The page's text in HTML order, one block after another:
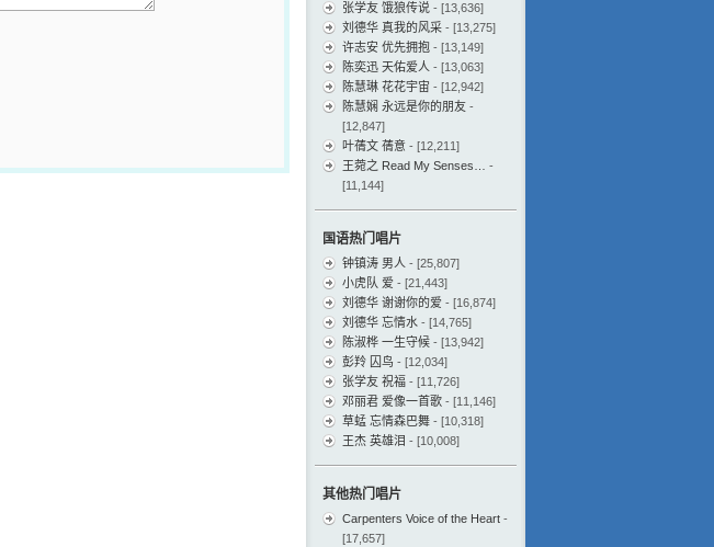
张学友 饿狼传说 - [13,636]
刘德华 真我的风采 - [13,275]
许志安 优先拥抱 - [13,149]
陈奕迅 天佑爱人 - [13,063]
陈慧琳 花花宇宙 - [12,942]
陈慧娴 永远是你的朋友 -
[12,847]
叶蒨文 蒨意 - [12,211]
王菀之 Read My Senses…
-
[11,144]
国语热门唱片
钟镇涛 男人 - [25,807]
小虎队 爱 - [21,443]
刘德华 谢谢你的爱 - [16,874]
刘德华 忘情水 - [14,765]
陈淑桦 一生守候 - [13,942]
彭羚 囚鸟 - [12,034]
张学友 祝福 - [11,726]
邓丽君 爱像一首歌 - [11,146]
草蜢 忘情森巴舞 - [10,318]
王杰 英雄泪 - [10,008]
其他热门唱片
Carpenters Voice of the Heart -
[17,657]